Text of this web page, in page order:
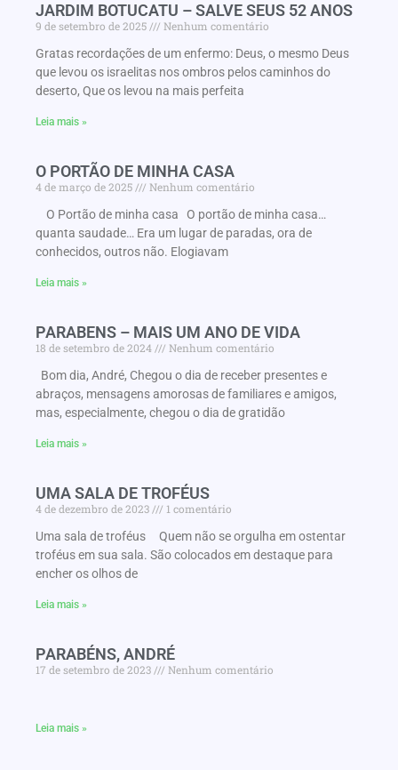
JARDIM BOTUCATU – SALVE SEUS 52 ANOS
9 de setembro de 2025
Nenhum comentário
Gratas recordações de um enfermo: Deus, o mesmo Deus
que levou os israelitas nos ombros pelos caminhos do
deserto, Que os levou na mais perfeita
Leia mais »
O PORTÃO DE MINHA CASA
4 de março de 2025
Nenhum comentário
O Portão de minha casa O portão de minha casa…
quanta saudade… Era um lugar de paradas, ora de
conhecidos, outros não. Elogiavam
Leia mais »
PARABENS – MAIS UM ANO DE VIDA
18 de setembro de 2024
Nenhum comentário
Bom dia, André, Chegou o dia de receber presentes e
abraços, mensagens amorosas de familiares e amigos,
mas, especialmente, chegou o dia de gratidão
Leia mais »
UMA SALA DE TROFÉUS
4 de dezembro de 2023
1 comentário
Uma sala de troféus Quem não se orgulha em ostentar
troféus em sua sala. São colocados em destaque para
encher os olhos de
Leia mais »
PARABÉNS, ANDRÉ
17 de setembro de 2023 Nenhum comentário
Leia mais »